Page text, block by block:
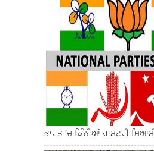
ਭਾਰਤ 'ਚ ਕਿੰਨੀਆਂ ਰਾਸ਼ਟਰੀ